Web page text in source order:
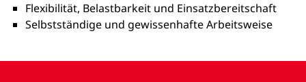
Flexibilität, Belastbarkeit und Einsatzbereitschaft
Selbstständige und gewissenhafte Arbeitsweise